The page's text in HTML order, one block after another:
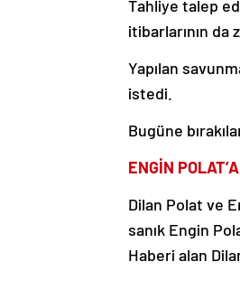
Tahliye talep
itibarlarının
Yapılan
istedi.
Bugüne
ENGİN
Dilan Polat ve
sanık Engin
Haberi alan